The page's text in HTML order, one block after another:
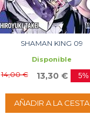
SHAMAN KING 09
Disponible
14,00 € 13,30 € 5%
AÑADIR A LA CESTA